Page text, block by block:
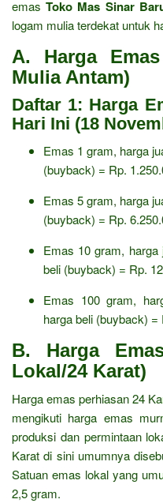
emasToko Mas Sinar
logam mulia terdekat untuk
A. Harga
Mulia Antam)
Daftar 1: Harga
Hari Ini (18
Emas 1 gram, harga
(buyback) = Rp.
Emas 5 gram, harga
(buyback) = Rp.
Emas 10 gram,
beli (buyback) = Rp.
Emas 100 gram,
harga beli (buyback) =
B. Harga
Lokal/24 Karat)
Harga emas perhiasan 24
mengikuti harga emas
produksi dan permintaan
Karat di sini umumnya
Satuan emas lokal yang
2,5 gram.